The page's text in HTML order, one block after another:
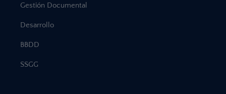
Gestión Documental
Desarrollo
BBDD
SSGG